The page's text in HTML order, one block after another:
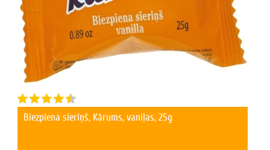
Biezpiena sieriņš, Kārums, vaniļas, 25g